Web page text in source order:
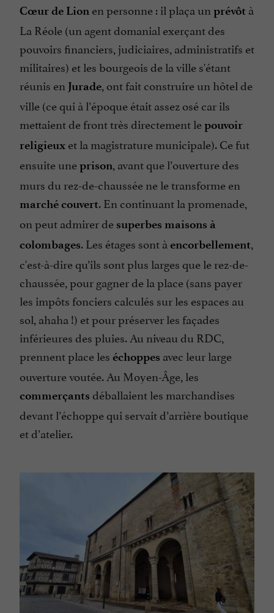
Cœur de Lion en personne : il plaça un prévôt à
La Réole (un agent domanial exerçant des
pouvoirs financiers, judiciaires, administratifs et
militaires) et les bourgeois de la ville s'étant
réunis en Jurade, ont fait construire un hôtel de
ville (ce qui à l’époque était assez osé car ils
mettaient de front très directement lepouvoir
religieux et la magistrature municipale). Ce fut
ensuite uneprison, avant que l’ouverture des
murs du rez-de-chaussée ne le transforme en
marché couvert. En continuant la promenade,
on peut admirer de superbes maisons à
colombages. Les étages sont à encorbellement,
c'est-à-dire qu’ils sont plus larges que le rez-de-
chaussée, pour gagner de la place (sans payer
les impôts fonciers calculés sur les espaces au
sol, ahaha !) et pour préserver les façades
inférieures des pluies. Au niveau du RDC,
prennent place les échoppes avec leur large
ouverture voutée. Au Moyen-Âge, les
commerçants déballaient les marchandises
devant l’échoppe qui servait d’arrière boutique
et d’atelier.